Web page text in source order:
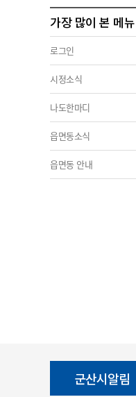
가장 많이 본 메뉴
로그인
시정소식
나도한마디
읍면동소식
읍면동 안내
군산시알림